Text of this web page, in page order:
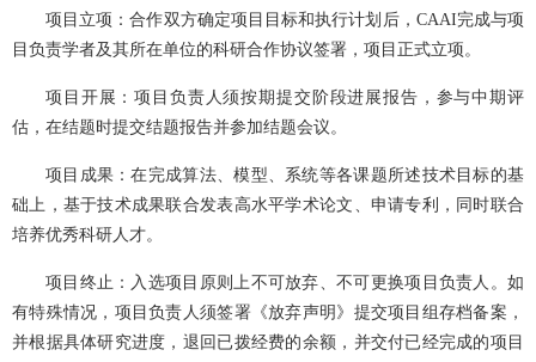
项目立项：合作双方确定项目目标和执行计划后，CAAI完成与项
目负责学者及其所在单位的科研合作协议签署，项目正式立项。
项目开展：项目负责人须按期提交阶段进展报告，参与中期评
估，在结题时提交结题报告并参加结题会议。
项目成果：在完成算法、模型、系统等各课题所述技术目标的基
础上，基于技术成果联合发表高水平学术论文、申请专利，同时联合
培养优秀科研人才。
项目终止：入选项目原则上不可放弃、不可更换项目负责人。如
有特殊情况，项目负责人须签署《放弃声明》提交项目组存档备案，
并根据具体研究进度，退回已拨经费的余额，并交付已经完成的项目